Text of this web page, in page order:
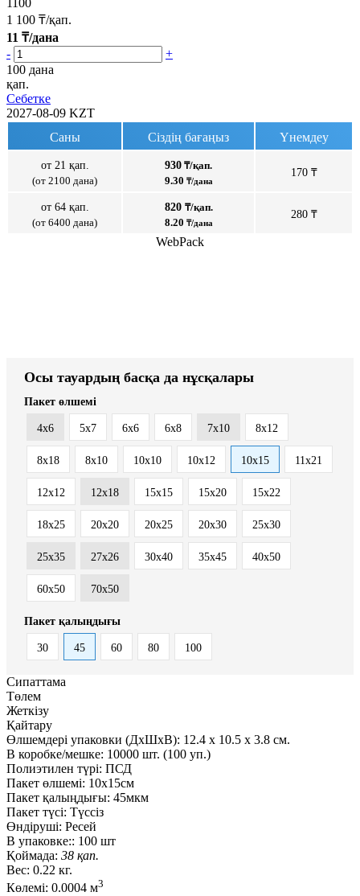
1 100 ₸/қап.
11 ₸/дана
-
+
100 дана
қап.
Себетке
2027-08-09 KZT
Саны
Сіздің бағаңыз Үнемдеу
от 21 қап.
(от 2100 дана)
930 ₸/қап.
9.30 ₸/дана
170 ₸
от 64 қап.
(от 6400 дана)
820 ₸/қап.
8.20 ₸/дана
280 ₸
WebPack
Осы тауардың басқа да нұсқалары
Пакет өлшемі
4x6 5x7 6x6 6x8 7x10 8x12
8x18 8х10 10x10 10x12 10x15 11x21
12x12 12x18 15x15 15x20 15x22
18x25 20x20 20x25 20x30 25x30
25x35 27x26 30x40 35x45 40x50
60x50 70x50
Пакет қалыңдығы
30 45 60 80 100
Сипаттама
Төлем
Жеткізу
Қайтару
Өлшемдері упаковки (ДxШxВ): 12.4 x 10.5 x 3.8 см.
В коробке/мешке: 10000 шт. (100 уп.)
Полиэтилен түрі: ПСД
Пакет өлшемі: 10x15см
Пакет қалыңдығы: 45мкм
Пакет түсі: Түссіз
Өндіруші: Ресей
В упаковке:: 100 шт
Қоймада: 38 қап.
Вес: 0.22 кг.
Көлемі: 0.0004 м3